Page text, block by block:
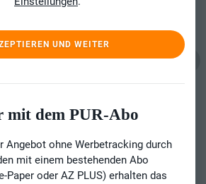
UND WEITER
mit dem PUR-Abo
Angebot ohne Werbetracking durch
mit einem bestehenden Abo
Paper oder AZ PLUS) erhalten das